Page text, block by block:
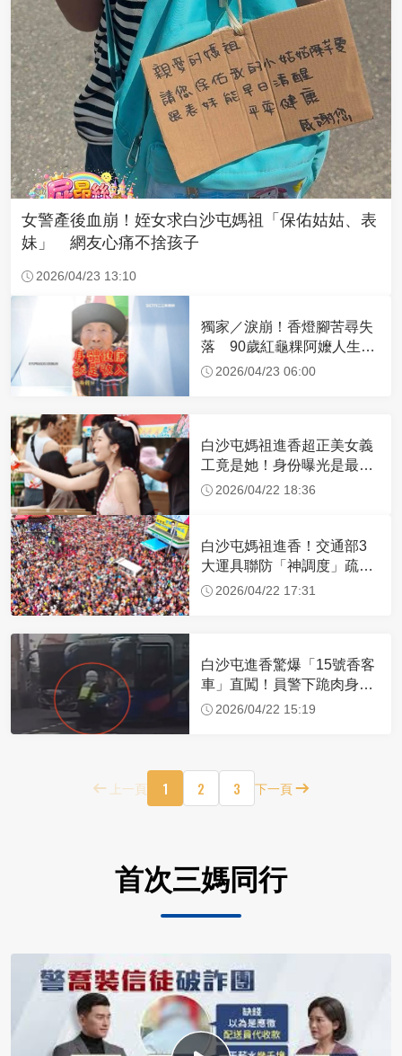
女警產後血崩！姪女求白沙屯媽祖「保佑姑姑、表
妹」 網友心痛不捨孩子
2026/04/23 13:10
獨家／淚崩！香燈腳苦尋失
落 90歲紅龜粿阿嬤人生謝
幕2026/04/23 06:00
白沙屯媽祖進香超正美女義
工竟是她！身份曝光是最美
禮生 一輩子不結婚
2026/04/22 18:36
白沙屯媽祖進香！交通部3
大運具聯防「神調度」疏運
32.1萬創新高
2026/04/22 17:31
白沙屯進香驚爆「15號香客
車」直闖！員警下跪肉身擋
車：讓行人先過
2026/04/22 15:19
上一頁 1 2 3 下一頁
首次三媽同行